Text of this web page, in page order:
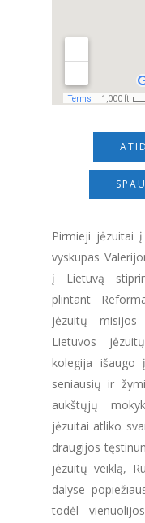
Pirmieji jėzuitai
vyskupas
į Lietuvą
plintant
jėzuitų misijos
Lietuvos
kolegija išaugo
seniausių ir
aukštųjų
jėzuitai atliko
draugijos
jėzuitų veiklą,
dalyse
todėl